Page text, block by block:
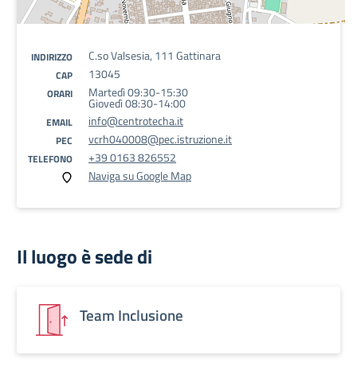
INDIRIZZO C.so Valsesia, 111 Gattinara
CAP 13045
ORARI Martedì 09:30-15:30
Giovedì 08:30-14:00
EMAIL info@centrotecha.it
PEC vcrh040008@pec.istruzione.it
TELEFONO
+39 0163 826552
Naviga su Google Map
Il luogo è sede di
Team Inclusione